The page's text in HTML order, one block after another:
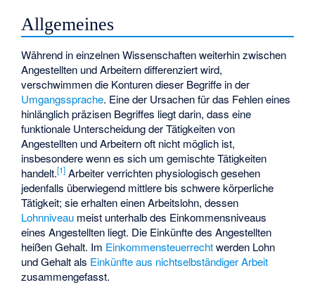
Allgemeines
Während in einzelnen Wissenschaften weiterhin zwischen
Angestellten und Arbeitern differenziert wird,
verschwimmen die Konturen dieser Begriffe in der
Umgangssprache. Eine der Ursachen für das Fehlen eines
hinlänglich präzisen Begriffes liegt darin, dass eine
funktionale Unterscheidung der Tätigkeiten von
Angestellten und Arbeitern oft nicht möglich ist,
insbesondere wenn es sich um gemischte Tätigkeiten
handelt.[1] Arbeiter verrichten physiologisch gesehen
jedenfalls überwiegend mittlere bis schwere körperliche
Tätigkeit; sie erhalten einen Arbeitslohn, dessen
Lohnniveau meist unterhalb des Einkommensniveaus
eines Angestellten liegt. Die Einkünfte des Angestellten
heißen Gehalt. Im Einkommensteuerrechtwerden Lohn
und Gehalt als Einkünfte aus nichtselbständiger Arbeit
zusammengefasst.